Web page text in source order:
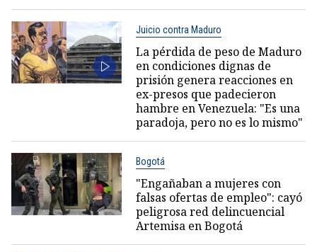
Juicio contra Maduro
La pérdida de peso de Maduro
en condiciones dignas de
prisión genera reacciones en
ex-presos que padecieron
hambre en Venezuela: "Es una
paradoja, pero no es lo mismo"
Bogotá
"Engañaban a mujeres con
falsas ofertas de empleo": cayó
peligrosa red delincuencial
Artemisa en Bogotá